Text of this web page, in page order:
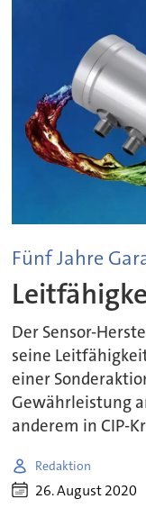
Fünf Jahre
Der Sensor-
seine
einer
Gewährleistung
anderem in CIP-
Redaktion
26. August 2020